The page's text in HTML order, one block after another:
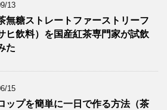
13
無糖ストレートファーストリーフ
ヒ飲料）を国産紅茶専門家が試飲
た
15
ップを簡単に一日で作る方法（茶